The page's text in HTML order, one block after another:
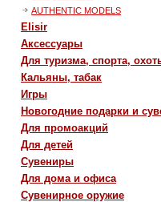
AUTHENTIC MODELS
Elisir
Аксессуары
Для туризма, спорта,
Кальяны, табак
Игры
Новогодние подарки и
Для промоакций
Для детей
Сувениры
Для дома и офиса
Сувенирное оружие